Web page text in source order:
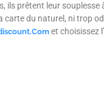
ils prêtent leur
carte du naturel, ni trop
et choisissez